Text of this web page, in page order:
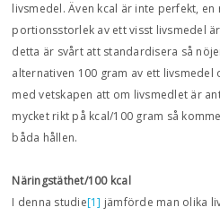
livsmedel. Även kcal är inte perfekt,
portionsstorlek av ett visst livsmedel
detta är svårt att standardisera så
alternativen 100 gram av ett livsmedel
med vetskapen att om livsmedlet är
mycket rikt på kcal/100 gram så
båda hållen.
Näringstäthet/100 kcal
I denna studie[1] jämförde man olika